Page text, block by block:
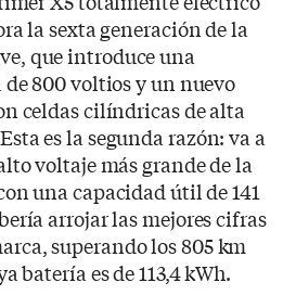
la sexta generación de la
que introduce una
800 voltios y un nuevo
celdas cilíndricas de alta
es la segunda razón: va a
voltaje más grande de la
una capacidad útil de 141
arrojar las mejores cifras
superando los 805 km
batería es de 113,4 kWh.